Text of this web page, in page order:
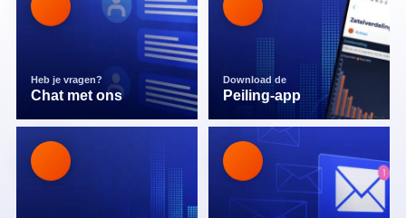
Heb je vragen?
Chat met ons
Download de
Peiling-app